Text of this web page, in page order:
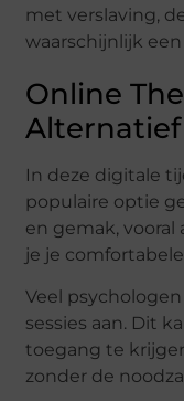
met verslaving,
waarschijnlijk
Online
Alternatief
In deze digitale
populaire optie
en gemak,
je je
Veel
sessies aan. Dit
toegang te
zonder de